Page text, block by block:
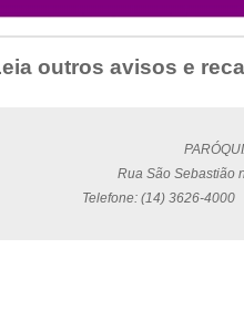
outros avisos e
Rua São Sebastião
Telefone: (14) 3626-